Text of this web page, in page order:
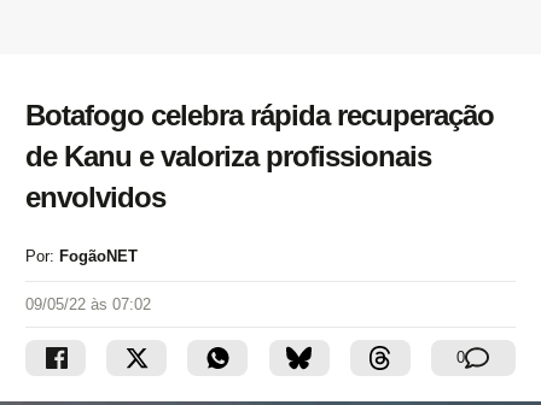
Botafogo celebra rápida recuperação
de Kanu e valoriza profissionais
envolvidos
Por: FogãoNET
09/05/22 às 07:02
0